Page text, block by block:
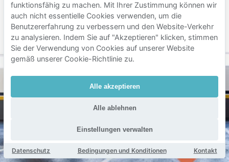
1 Monat parken
von € 300.00
Min. Dauer 1 Stunde
funktionsfähig zu machen. Mit Ihrer Zustimmung können wir
auch nicht essentielle Cookies verwenden, um die
Benutzererfahrung zu verbessern und den Website-Verkehr
zu analysieren. Indem Sie auf "Akzeptieren" klicken, stimmen
Sie der Verwendung von Cookies auf unserer Website
gemäß unserer Cookie-Richtlinie zu.
Alle akzeptieren
Alle ablehnen
Einstellungen verwalten
Datenschutz Bedingungen und Konditionen Kontakt